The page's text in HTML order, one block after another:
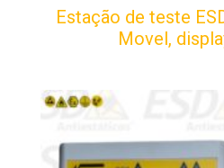
Estação de teste
Movel,